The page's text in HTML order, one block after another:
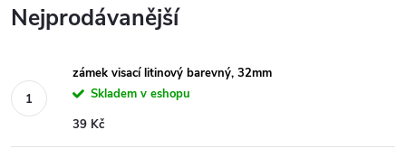
Nejprodávanější
zámek visací litinový barevný, 32mm
Skladem v eshopu
39 Kč